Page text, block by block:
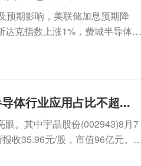
预期影响，美联储加息预期降
克指数上涨1%，费城半导体指
体行业应用占比不超...
。其中宇晶股份(002943)8月7
收35.96元/股，市值96亿元。8